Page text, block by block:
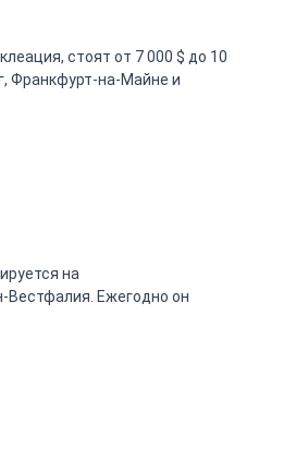
стоят от 7 000 $ до 10
Франкфурт-на-Майне и
на
Вестфалия. Ежегодно он